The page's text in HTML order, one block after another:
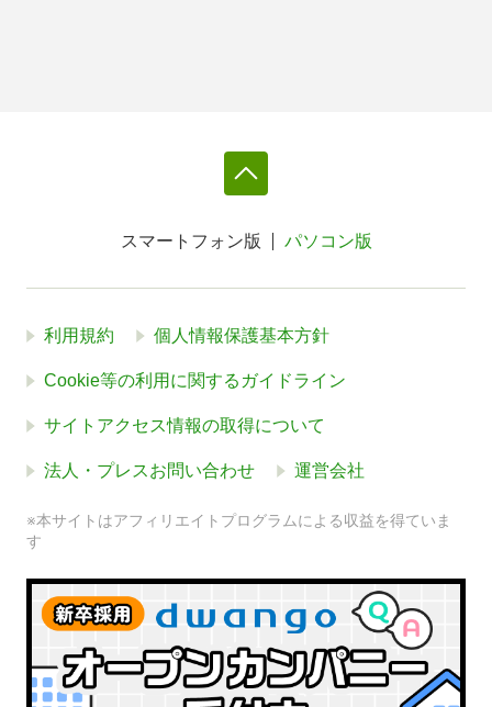
スマートフォン版 パソコン版
利用規約 個人情報保護基本方針
Cookie等の利用に関するガイドライン
サイトアクセス情報の取得について
法人・プレスお問い合わせ 運営会社
※本サイトはアフィリエイトプログラムによる収益を得ていま
す